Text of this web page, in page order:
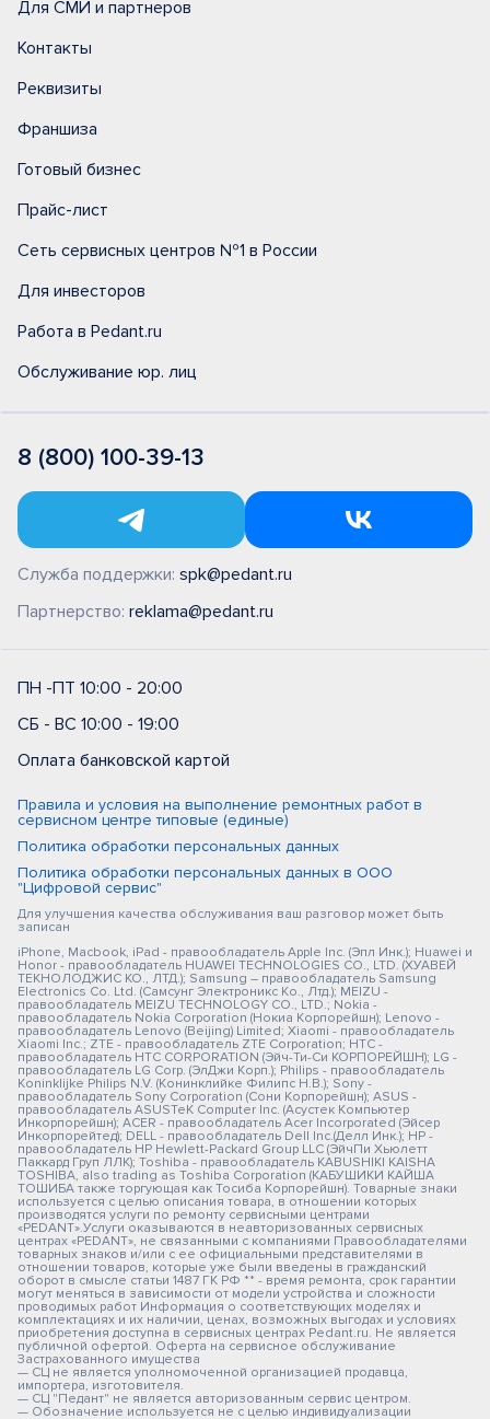
Для СМИ и партнеров
Контакты
Реквизиты
Франшиза
Готовый бизнес
Прайс-лист
Сеть сервисных центров №1 в России
Для инвесторов
Работа в Pedant.ru
Обслуживание юр. лиц
8 (800) 100-39-13
Служба поддержки: spk@pedant.ru
Партнерство: reklama@pedant.ru
ПН -ПТ 10:00 - 20:00
СБ - ВС 10:00 - 19:00
Оплата банковской картой
Правила и условия на выполнение ремонтных работ в
сервисном центре типовые (единые)
Политика обработки персональных данных
Политика обработки персональных данных в ООО
"Цифровой сервис"
Для улучшения качества обслуживания ваш разговор может быть
записан
iPhone, Macbook, iPad - правообладатель Apple Inc. (Эпл Инк.); Huawei и
Honor - правообладатель HUAWEI TECHNOLOGIES CO., LTD. (ХУАВЕЙ
ТЕКНОЛОДЖИС КО., ЛТД.); Samsung – правообладатель Samsung
Electronics Co. Ltd. (Самсунг Электроникс Ко., Лтд.); MEIZU -
правообладатель MEIZU TECHNOLOGY CO., LTD.; Nokia -
правообладатель Nokia Corporation (Нокиа Корпорейшн); Lenovo -
правообладатель Lenovo (Beijing) Limited; Xiaomi - правообладатель
Xiaomi Inc.; ZTE - правообладатель ZTE Corporation; HTC -
правообладатель HTC CORPORATION (Эйч-Ти-Си КОРПОРЕЙШН); LG -
правообладатель LG Corp. (ЭлДжи Корп.); Philips - правообладатель
Koninklijke Philips N.V. (Конинклийке Филипс Н.В.); Sony -
правообладатель Sony Corporation (Сони Корпорейшн); ASUS -
правообладатель ASUSTeK Computer Inc. (Асустек Компьютер
Инкорпорейшн); ACER - правообладатель Acer Incorporated (Эйсер
Инкорпорейтед); DELL - правообладатель Dell Inc.(Делл Инк.); HP -
правообладатель HP Hewlett-Packard Group LLC (ЭйчПи Хьюлетт
Паккард Груп ЛЛК); Toshiba - правообладатель KABUSHIKI KAISHA
TOSHIBA, also trading as Toshiba Corporation (КАБУШИКИ КАЙША
ТОШИБА также торгующая как Тосиба Корпорейшн). Товарные знаки
используется с целью описания товара, в отношении которых
производятся услуги по ремонту сервисными центрами
«PEDANT».Услуги оказываются в неавторизованных сервисных
центрах «PEDANT», не связанными с компаниями Правообладателями
товарных знаков и/или с ее официальными представителями в
отношении товаров, которые уже были введены в гражданский
оборот в смысле статьи 1487 ГК РФ ** - время ремонта, срок гарантии
могут меняться в зависимости от модели устройства и сложности
проводимых работ Информация о соответствующих моделях и
комплектациях и их наличии, ценах, возможных выгодах и условиях
приобретения доступна в сервисных центрах Pedant.ru. Не является
публичной офертой. Оферта на сервисное обслуживание
Застрахованного имущества
— СЦ не является уполномоченной организацией продавца,
импортера, изготовителя.
— СЦ "Педант" не является авторизованным сервис центром.
— Обозначение используется не с целью индивидуализации